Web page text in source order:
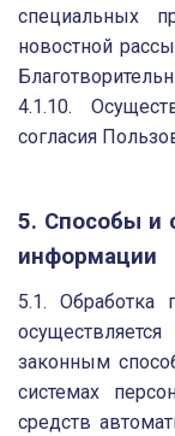
специальных
новостной
4.1.10.
согласия
5. Способы и
информации
5.1. Обработка
законным
системах
средств